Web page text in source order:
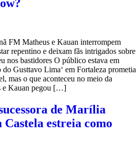
FM Matheus e Kauan interrompem
repentino e deixam fãs intrigados sobre
nos bastidores O público estava em
do Gusttavo Lima‘ em Fortaleza prometia
mas o que aconteceu no meio da
e Kauan pegou […]
de Marília
estreia como